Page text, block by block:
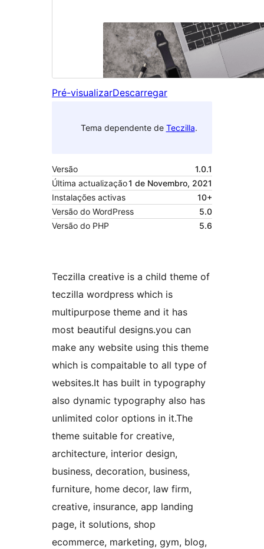
Pré-visualizarDescarregar
Tema dependente de Teczilla.
Versão
1.0.1
Última actualização1 de Novembro, 2021
Instalações activas
10+
Versão do WordPress
5.0
Versão do PHP
5.6
Teczilla creative is a child theme of
teczilla wordpress which is
multipurpose theme and it has
most beautiful designs.you can
make any website using this theme
which is compaitable to all type of
websites.It has built in typography
also dynamic typography also has
unlimited color options in it.The
theme suitable for creative,
architecture, interior design,
business, decoration, business,
furniture, home decor, law firm,
creative, insurance, app landing
page, it solutions, shop
ecommerce, marketing, gym, blog,